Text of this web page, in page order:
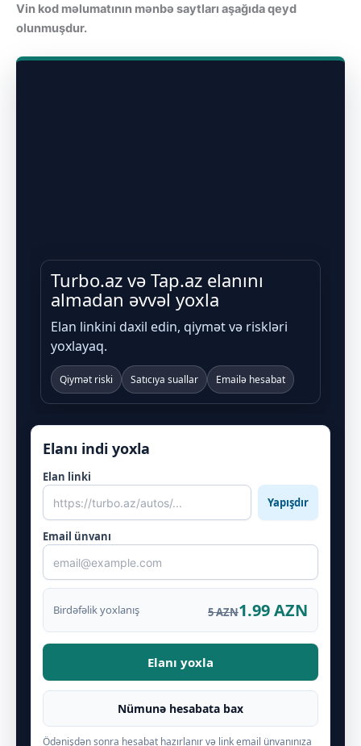
Vin kod məlumatının mənbə saytları aşağıda qeyd
olunmuşdur.
Turbo.az və Tap.az elanını
almadan əvvəl yoxla
Elan linkini daxil edin, qiymət və riskləri
yoxlayaq.
Qiymət riski Satıcıya suallar Emailə hesabat
Elanı indi yoxla
Elan linki
Yapışdır
Email ünvanı
Birdəfəlik yoxlanış 5 AZN1.99 AZN
Elanı yoxla
Nümunə hesabata bax
Ödənişdən sonra hesabat hazırlanır və link email ünvanınıza